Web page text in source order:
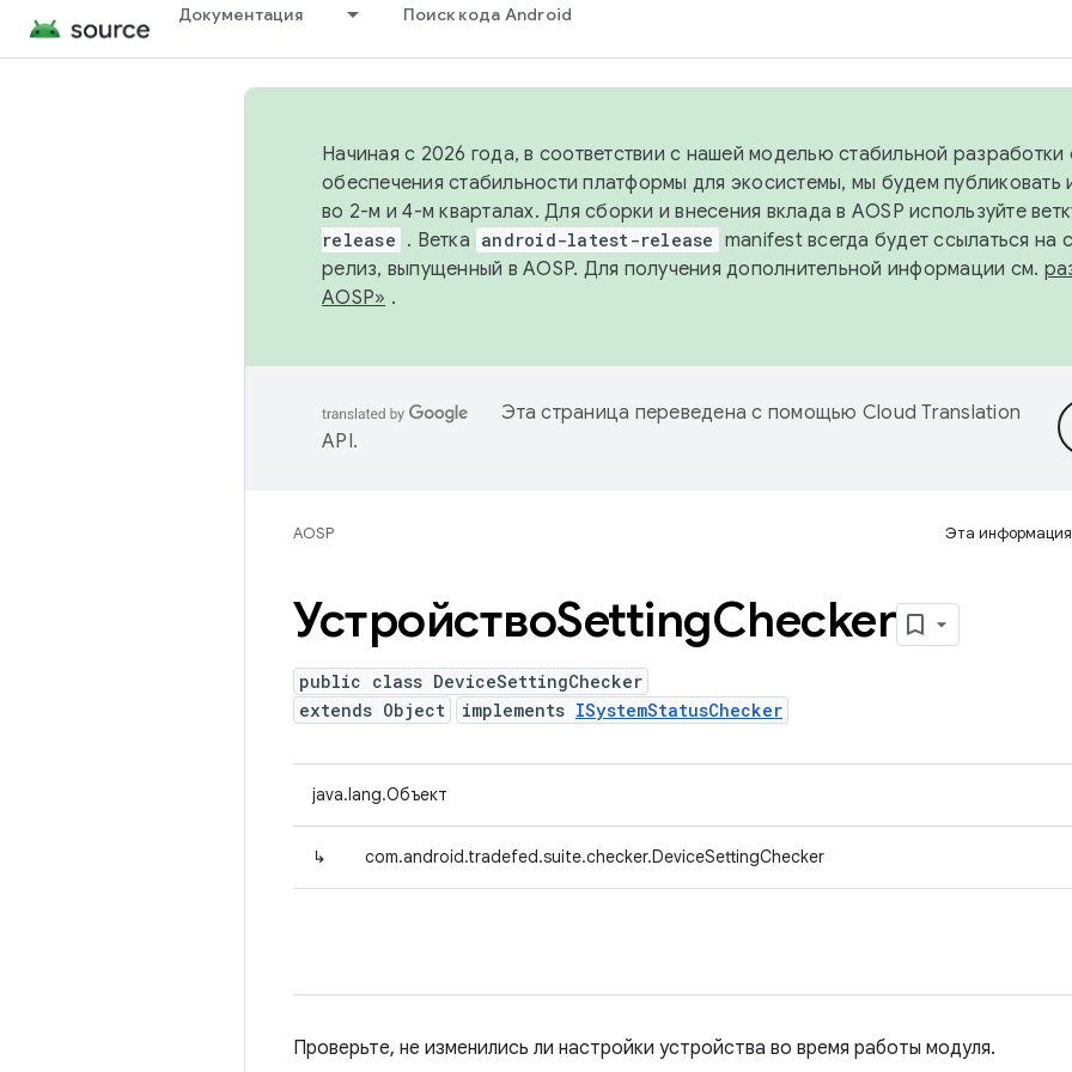
Документация Поиск кода Android
Начиная с 2026 года, в соответствии с нашей моделью стабильной разработки
обеспечения стабильности платформы для экосистемы, мы будем публиковать
во 2-м и 4-м кварталах. Для сборки и внесения вклада в AOSP используйте
release . Ветка android-latest-release manifest всегда будет ссылаться на
релиз, выпущенный в AOSP. Для получения дополнительной информации см.
AOSP» .
Эта страница переведена с помощью Cloud Translation
API.
AOSP Эта информация
УстройствоSettingChecker
public class DeviceSettingChecker
extends Object
implements ISystemStatusChecker
java.lang.Объект
↳ com.android.tradefed.suite.checker.DeviceSettingChecker
Проверьте, не изменились ли настройки устройства во время работы модуля.